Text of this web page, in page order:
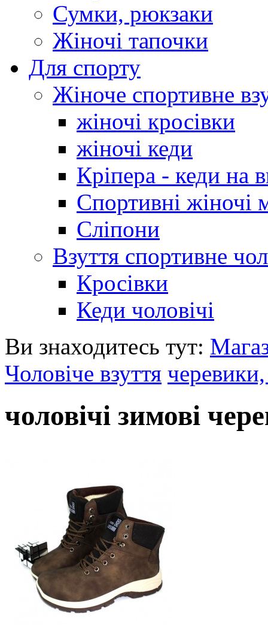
Сумки, рюкзаки
Жіночі тапочки
Для спорту
Жіноче спортивне
жіночі кросівки
жіночі кеди
Кріпера - кеди на
Спортивні жіночі
Сліпони
Взуття спортивне
Кросівки
Кеди чоловічі
Ви знаходитесь тут:
Чоловіче взуття
чоловічі зимові